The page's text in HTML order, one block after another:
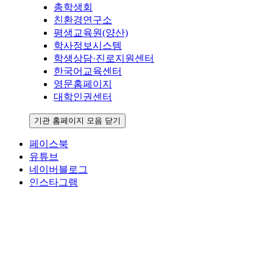
총학생회
친환경연구소
평생교육원(양산)
학사정보시스템
학생상담·진로지원센터
한국어교육센터
영문홈페이지
대학인권센터
기관 홈페이지 모음 닫기
페이스북
유튜브
네이버블로그
인스타그램